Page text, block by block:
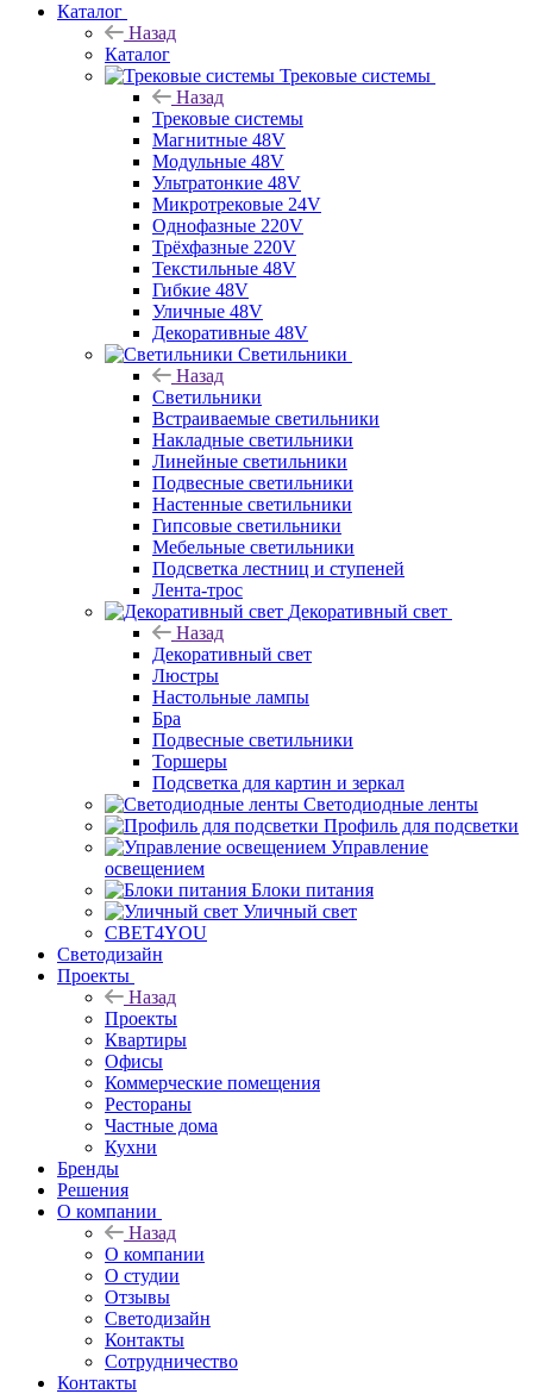
Каталог
Назад
Каталог
Трековые системы
Назад
Трековые системы
Магнитные 48V
Модульные 48V
Ультратонкие 48V
Микротрековые 24V
Однофазные 220V
Трёхфазные 220V
Текстильные 48V
Гибкие 48V
Уличные 48V
Декоративные 48V
Светильники
Назад
Светильники
Встраиваемые светильники
Накладные светильники
Линейные светильники
Подвесные светильники
Настенные светильники
Гипсовые светильники
Мебельные светильники
Подсветка лестниц и ступеней
Лента-трос
Декоративный свет
Назад
Декоративный свет
Люстры
Настольные лампы
Бра
Подвесные светильники
Торшеры
Подсветка для картин и зеркал
Светодиодные ленты
Профиль для подсветки
Управление
освещением
Блоки питания
Уличный свет
СВЕТ4YOU
Светодизайн
Проекты
Назад
Проекты
Квартиры
Офисы
Коммерческие помещения
Рестораны
Частные дома
Кухни
Бренды
Решения
О компании
Назад
О компании
О студии
Отзывы
Светодизайн
Контакты
Сотрудничество
Контакты